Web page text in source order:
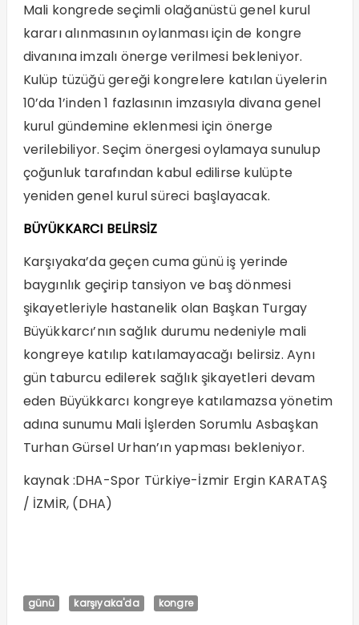
Mali kongrede seçimli olağanüstü genel kurul
kararı alınmasının oylanması için de kongre
divanına imzalı önerge verilmesi bekleniyor.
Kulüp tüzüğü gereği kongrelere katılan üyelerin
10’da 1’inden 1 fazlasının imzasıyla divana genel
kurul gündemine eklenmesi için önerge
verilebiliyor. Seçim önergesi oylamaya sunulup
çoğunluk tarafından kabul edilirse kulüpte
yeniden genel kurul süreci başlayacak.
BÜYÜKKARCI BELİRSİZ
Karşıyaka’da geçen cuma günü iş yerinde
baygınlık geçirip tansiyon ve baş dönmesi
şikayetleriyle hastanelik olan Başkan Turgay
Büyükkarcı’nın sağlık durumu nedeniyle mali
kongreye katılıp katılamayacağı belirsiz. Aynı
gün taburcu edilerek sağlık şikayetleri devam
eden Büyükkarcı kongreye katılamazsa yönetim
adına sunumu Mali İşlerden Sorumlu Asbaşkan
Turhan Gürsel Urhan’ın yapması bekleniyor.
kaynak :DHA-Spor Türkiye-İzmir Ergin KARATAŞ
/ İZMİR, (DHA)
günü karşıyaka'da kongre